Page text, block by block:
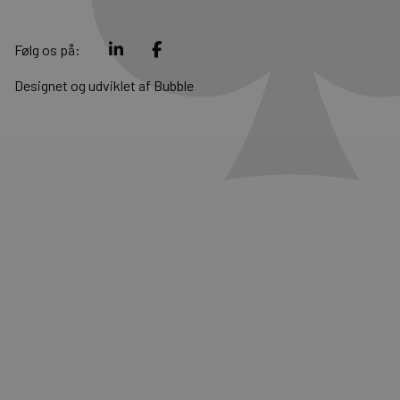
Følg os på:
Designet og udviklet af Bubble